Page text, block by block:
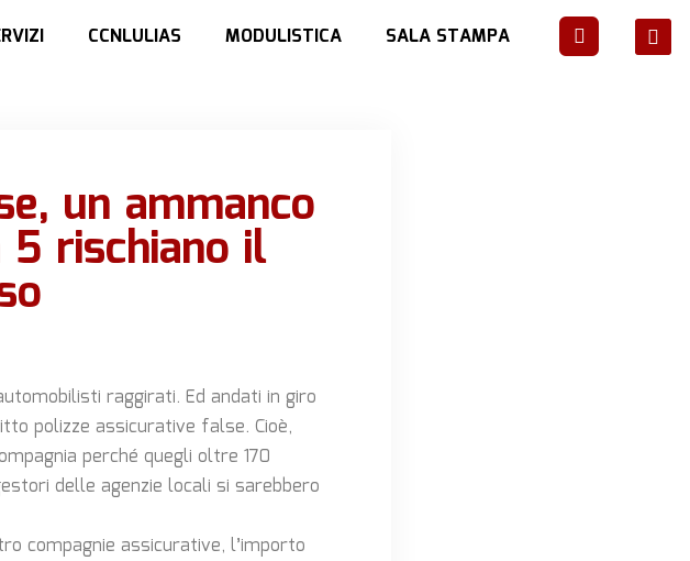
CCNLULIAS MODULISTICA SALA STAMPA
un ammanco
rischiano il
raggirati. Ed andati in giro
polizze assicurative false. Cioè,
perché quegli oltre 170
delle agenzie locali si sarebbero
compagnie assicurative, l’importo